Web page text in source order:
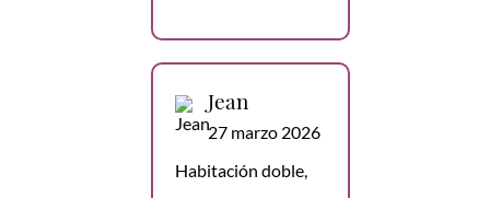
Jean
27 marzo 2026
Habitación doble,